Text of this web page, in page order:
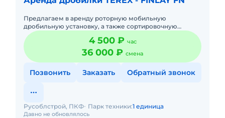
Предлагаем в аренду роторную мобильную
дробильную установку, а также сортировочную
установку, с квалифицированными специалистами.
Применение: карьерный камень
4 500 ₽ час
36 000 ₽ смена
Позвонить Заказать Обратный звонок
Давно не обновлялось
Русоблстрой, ПКФ Парк техники:1 единица